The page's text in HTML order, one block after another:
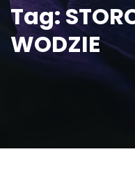
Tag:
WODZIE